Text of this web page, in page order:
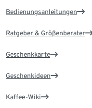
Bedienungsanleitungen
Ratgeber & Größenberater
Geschenkkarte
Geschenkideen
Kaffee-Wiki